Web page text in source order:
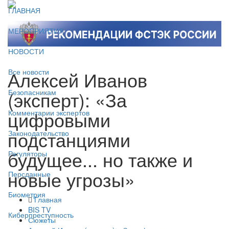
ГЛАВНАЯ
МЕРОПРИЯТИЯ
НОВОСТИ
Все новости
Безопасникам
Комментарии экспертов
Законодательство
Регуляторы
Персданные
Биометрия
Киберпреступность
Алексей Иванов
(эксперт): «За
цифровыми
подстанциями
будущее... но также и
новые угрозы»
Главная
BIS TV
Сюжеты